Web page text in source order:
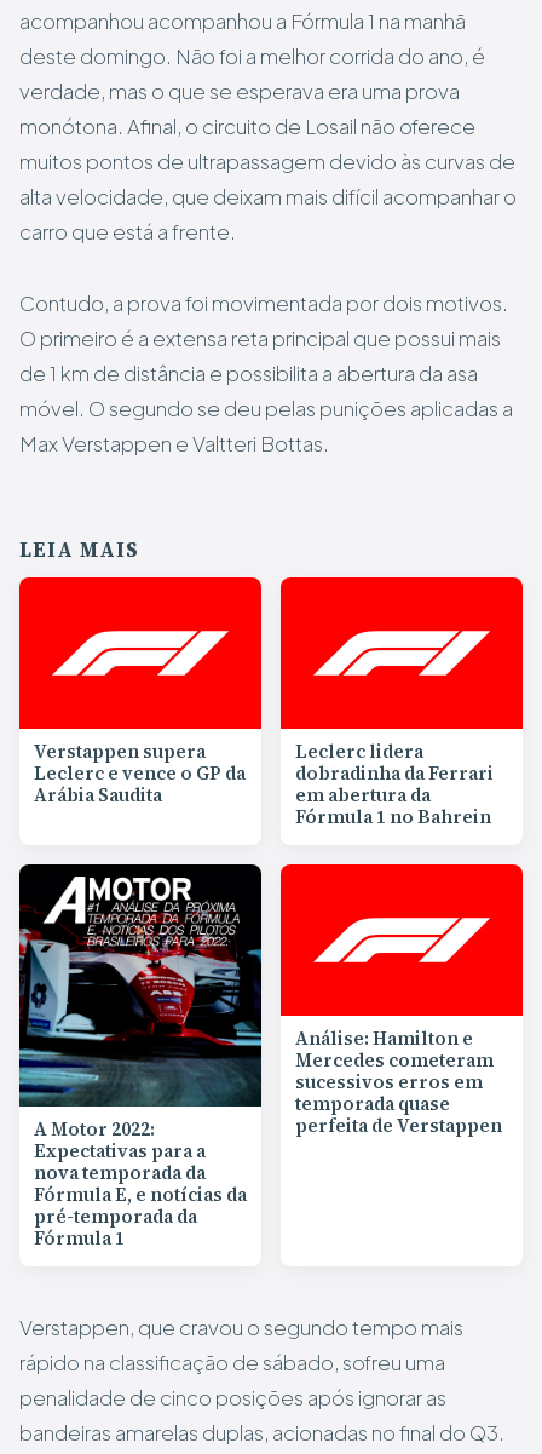
acompanhou acompanhou a Fórmula 1 na manhã
deste domingo. Não foi a melhor corrida do ano, é
verdade, mas o que se esperava era uma prova
monótona. Afinal, o circuito de Losail não oferece
muitos pontos de ultrapassagem devido às curvas de
alta velocidade, que deixam mais difícil acompanhar o
carro que está a frente.
Contudo, a prova foi movimentada por dois motivos.
O primeiro é a extensa reta principal que possui mais
de 1 km de distância e possibilita a abertura da asa
móvel. O segundo se deu pelas punições aplicadas a
Max Verstappen e Valtteri Bottas.
LEIA MAIS
Verstappen supera
Leclerc e vence o GP da
Arábia Saudita
Leclerc lidera
dobradinha da Ferrari
em abertura da
Fórmula 1 no Bahrein
A Motor 2022:
Expectativas para a
nova temporada da
Fórmula E, e notícias da
pré-temporada da
Fórmula 1
Análise: Hamilton e
Mercedes cometeram
sucessivos erros em
temporada quase
perfeita de Verstappen
Verstappen, que cravou o segundo tempo mais
rápido na classificação de sábado, sofreu uma
penalidade de cinco posições após ignorar as
bandeiras amarelas duplas, acionadas no final do Q3.